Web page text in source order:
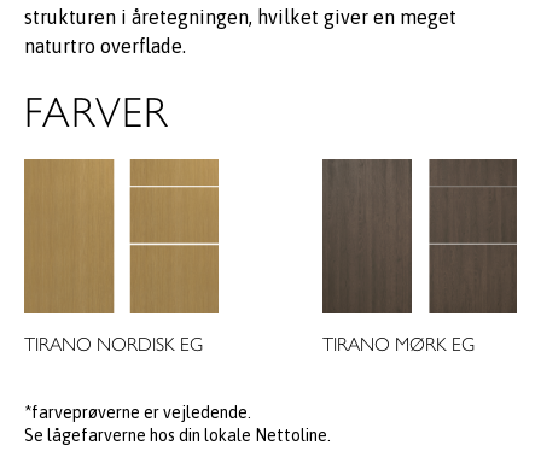
strukturen i åretegningen, hvilket giver en meget
naturtro overflade.
FARVER
TIRANO NORDISK EG TIRANO MØRK EG
*farveprøverne er vejledende.
Se lågefarverne hos din lokale Nettoline.